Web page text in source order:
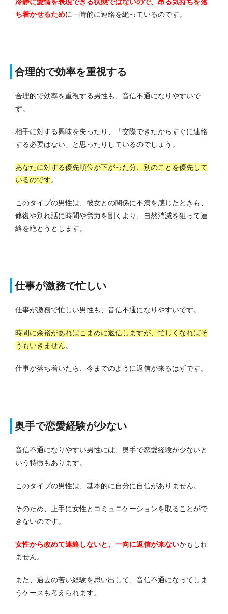
ち着かせるために一時的に連絡を絶っているのです。
合理的で効率を重視する
合理的で効率を重視する男性も、音信不通になりやすいで
す。
相手に対する興味を失ったり、「交際できたからすぐに連絡
する必要はない」と思ったりしているのでしょう。
あなたに対する優先順位が下がった分、別のことを優先して
いるのです。
このタイプの男性は、彼女との関係に不満を感じたときも、
修復や別れ話に時間や労力を割くより、自然消滅を狙って連
絡を絶とうとします。
仕事が激務で忙しい
仕事が激務で忙しい男性も、音信不通になりやすいです。
時間に余裕があればこまめに返信しますが、忙しくなればそ
うもいきません。
仕事が落ち着いたら、今までのように返信が来るはずです。
奥手で恋愛経験が少ない
音信不通になりやすい男性には、奥手で恋愛経験が少ないと
いう特徴もあります。
このタイプの男性は、基本的に自分に自信がありません。
そのため、上手に女性とコミュニケーションを取ることがで
きないのです。
女性から改めて連絡しないと、一向に返信が来ないかもしれ
ません。
また、過去の苦い経験を思い出して、音信不通になってしま
うケースも考えられます。